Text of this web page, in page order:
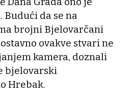
da se na
brojni Bjelovarčani
ovakve stvari ne
kamera, doznali
bjelovarski
Hrebak.